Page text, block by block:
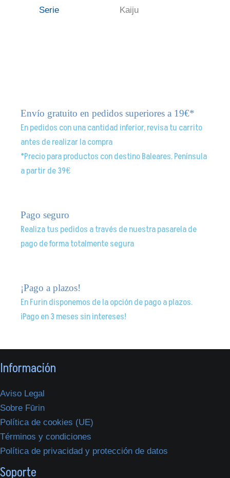
Serie Kaiju
Envío gratuito en pedidos superiores a 19€*
En pedidos con una cantidad inferior, revisa tu carrito
antes de realizar la compra
*Precio para productos con destino Baleares. Península
a partir de 39€
Pago seguro
Realiza tus pedidos a través de nuestra pasarela de
pago de forma totalmente segura
¡Pago a plazos!
En Furin disponemos de la opción de pago a plazos.
¡Pago en 3 meses sin intereses!
Información
Aviso Legal
Sobre Fūrin
Política de cookies (UE)
Términos y condiciones
Política de privacidad y protección de datos
Soporte